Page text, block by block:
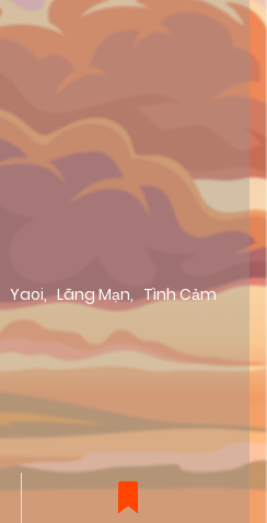
Yaoi, Lãng Mạn, Tình Cảm